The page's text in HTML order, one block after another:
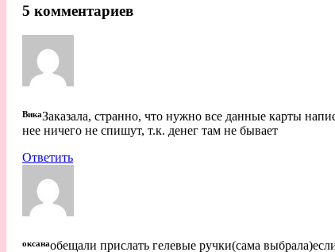
5 комментариев
ВикаЗаказала, странно, что нужно все данные карты
нее ничего не спишут, т.к. денег там не бывает
Ответить
оксанаобещали прислать гелевые ручки(сама